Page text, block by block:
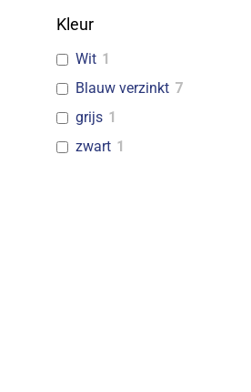
Kleur
Wit 1
Blauw verzinkt 7
grijs 1
zwart 1